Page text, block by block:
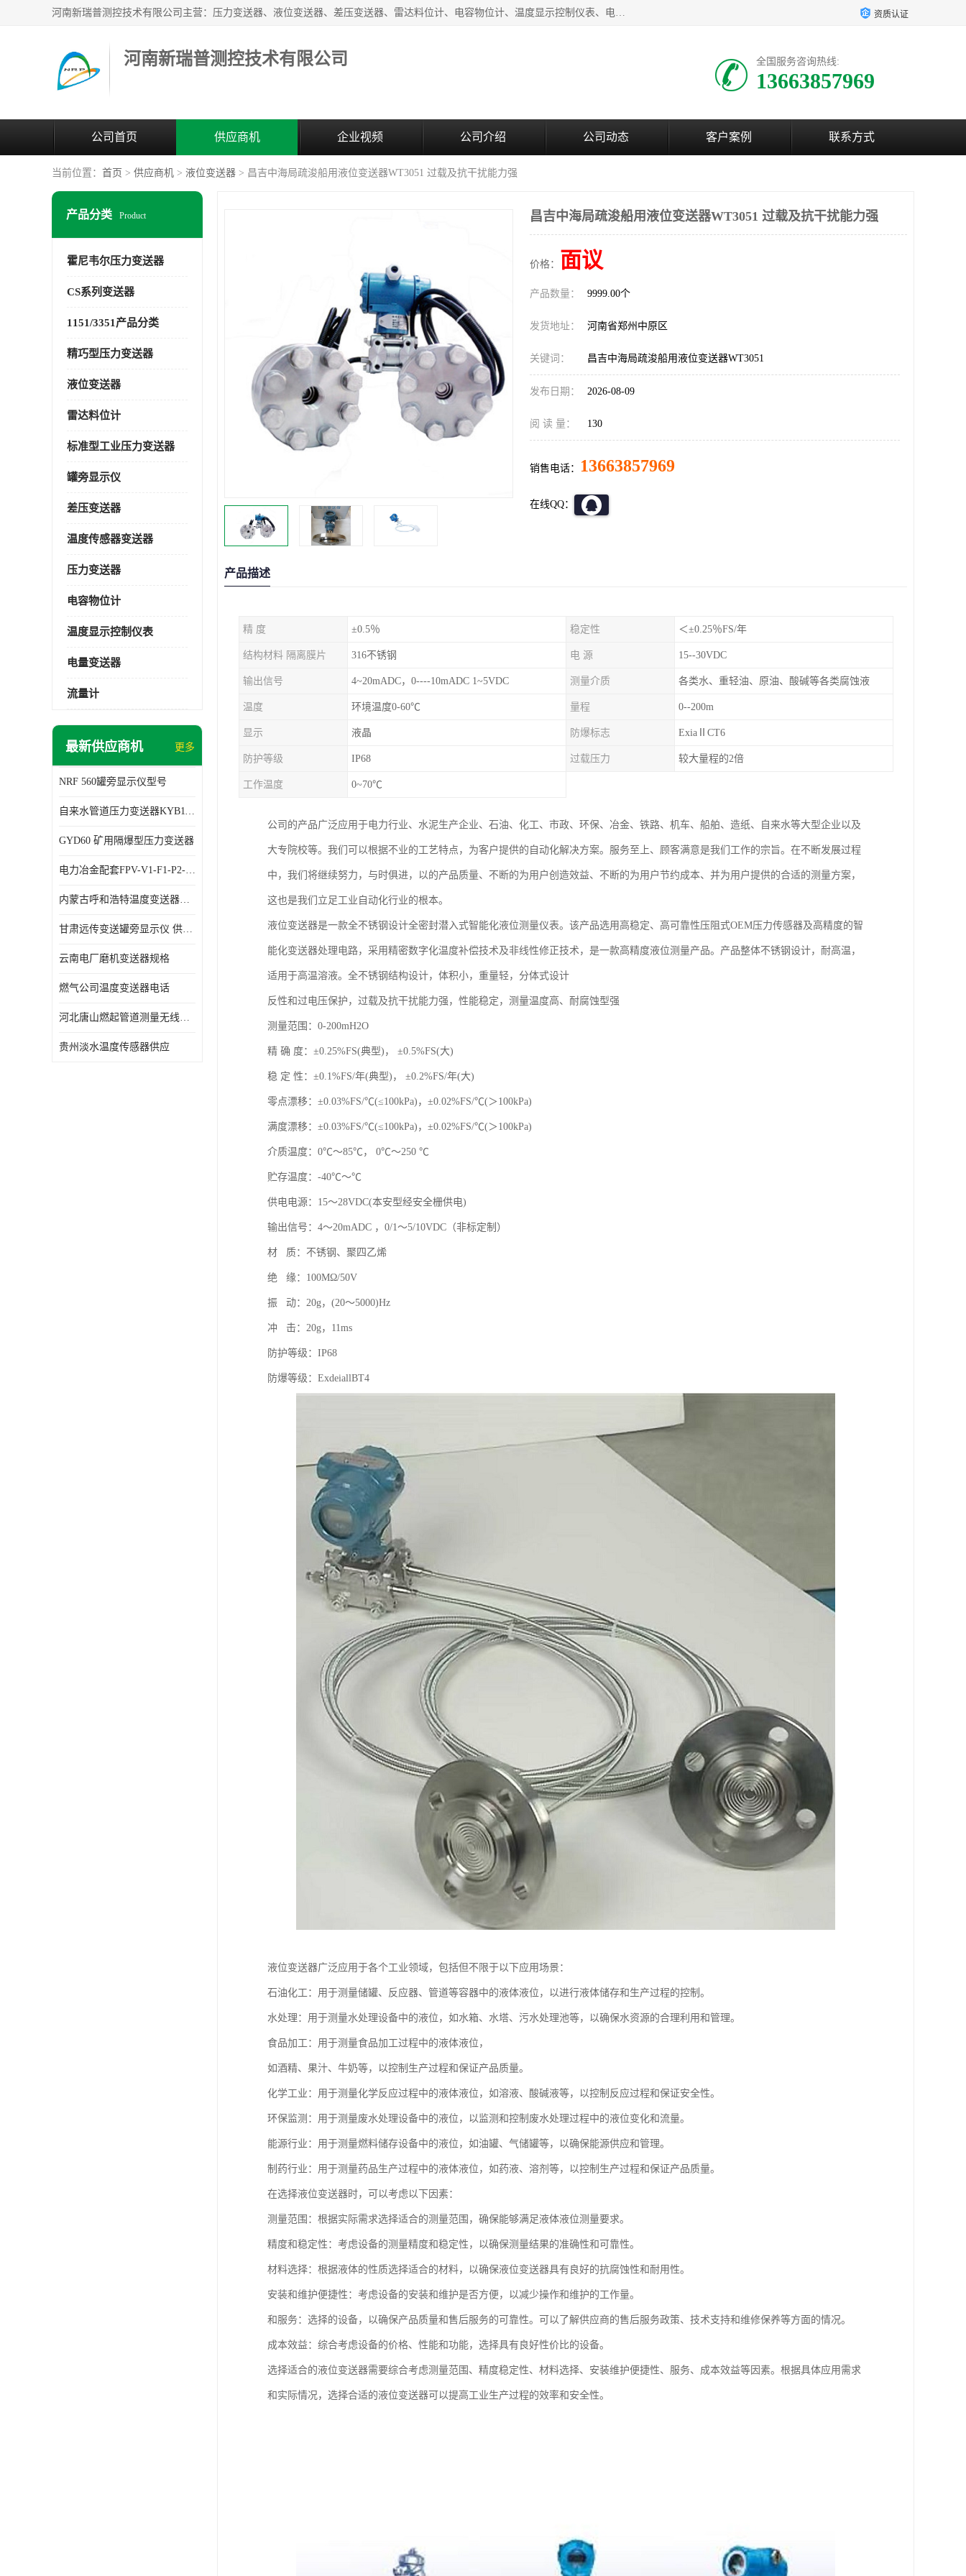
河南新瑞普测控技术有限公司主营：压力变送器、液位变送器、差压变送器、雷达料位计、电容物位计、温度显示控制仪表、电量变送器、流量计、工业自动化系统成套设备。 资质认证
河南新瑞普测控技术有限公司 全国服务咨询热线:
13663857969
公司首页 供应商机 企业视频 公司介绍 公司动态 客户案例 联系方式
当前位置： 首页 > 供应商机 > 液位变送器 > 昌吉中海局疏浚船用液位变送器WT3051 过载及抗干扰能力强
产品分类 Product
霍尼韦尔压力变送器
CS系列变送器
1151/3351产品分类
精巧型压力变送器
液位变送器
雷达料位计
标准型工业压力变送器
罐旁显示仪
差压变送器
温度传感器变送器
压力变送器
电容物位计
温度显示控制仪表
电量变送器
流量计
最新供应商机 更多
NRF 560罐旁显示仪型号
自来水管道压力变送器KYB11G03M2型号 使用方便
GYD60 矿用隔爆型压力变送器
电力冶金配套FPV-V1-F1-P2-03电压变送器
内蒙古呼和浩特温度变送器配套罐旁显示仪供应 性能稳定
甘肃远传变送罐旁显示仪 供应及时
云南电厂磨机变送器规格
燃气公司温度变送器电话
河北唐山燃起管道测量无线压力变送器型号 性能稳定
贵州淡水温度传感器供应
昌吉中海局疏浚船用液位变送器WT3051 过载及抗干扰能力强
价格： 面议
产品数量： 9999.00个
发货地址： 河南省郑州中原区
关键词： 昌吉中海局疏浚船用液位变送器WT3051
发布日期： 2026-08-09
阅 读 量： 130
销售电话： 13663857969
在线QQ：
产品描述
精 度 ±0.5％ 稳定性 ＜±0.25％FS/年
结构材料 隔离膜片 316不锈钢 电 源 15--30VDC
输出信号 4~20mADC，0----10mADC 1~5VDC 测量介质 各类水、重轻油、原油、酸碱等各类腐蚀液
温度 环境温度0-60℃ 量程 0--200m
显示 液晶 防爆标志 ExiaⅡCT6
防护等级 IP68 过载压力 较大量程的2倍
工作温度 0~70℃
公司的产品广泛应用于电力行业、水泥生产企业、石油、化工、市政、环保、冶金、铁路、机车、船舶、造纸、自来水等大型企业以及
大专院校等。我们可以根据不业的工艺特点，为客户提供的自动化解决方案。服务至上、顾客满意是我们工作的宗旨。在不断发展过程
中，我们将继续努力，与时俱进，以的产品质量、不断的为用户创造效益、不断的为用户节约成本、并为用户提供的合适的测量方案，
这也是我们立足工业自动化行业的根本。
液位变送器是一款全不锈钢设计全密封潜入式智能化液位测量仪表。该产品选用高稳定、高可靠性压阻式OEM压力传感器及高精度的智
能化变送器处理电路，采用精密数字化温度补偿技术及非线性修正技术，是一款高精度液位测量产品。产品整体不锈钢设计，耐高温，
适用于高温溶液。全不锈钢结构设计，体积小，重量轻，分体式设计
反性和过电压保护，过载及抗干扰能力强，性能稳定，测量温度高、耐腐蚀型强
测量范围：0-200mH2O
精 确 度：±0.25%FS(典型)， ±0.5%FS(大)
稳 定 性：±0.1%FS/年(典型)， ±0.2%FS/年(大)
零点漂移：±0.03%FS/℃(≤100kPa)，±0.02%FS/℃(＞100kPa)
满度漂移：±0.03%FS/℃(≤100kPa)，±0.02%FS/℃(＞100kPa)
介质温度：0℃～85℃， 0℃～250 ℃
贮存温度：-40℃～℃
供电电源：15～28VDC(本安型经安全栅供电)
输出信号：4～20mADC ，0/1～5/10VDC（非标定制）
材 质：不锈钢、聚四乙烯
绝 缘：100MΩ/50V
振 动：20g，(20～5000)Hz
冲 击：20g，11ms
防护等级：IP68
防爆等级：ExdeiallBT4
液位变送器广泛应用于各个工业领域，包括但不限于以下应用场景：
石油化工：用于测量储罐、反应器、管道等容器中的液体液位，以进行液体储存和生产过程的控制。
水处理：用于测量水处理设备中的液位，如水箱、水塔、污水处理池等，以确保水资源的合理利用和管理。
食品加工：用于测量食品加工过程中的液体液位，
如酒精、果汁、牛奶等，以控制生产过程和保证产品质量。
化学工业：用于测量化学反应过程中的液体液位，如溶液、酸碱液等，以控制反应过程和保证安全性。
环保监测：用于测量废水处理设备中的液位，以监测和控制废水处理过程中的液位变化和流量。
能源行业：用于测量燃料储存设备中的液位，如油罐、气储罐等，以确保能源供应和管理。
制药行业：用于测量药品生产过程中的液体液位，如药液、溶剂等，以控制生产过程和保证产品质量。
在选择液位变送器时，可以考虑以下因素：
测量范围：根据实际需求选择适合的测量范围，确保能够满足液体液位测量要求。
精度和稳定性：考虑设备的测量精度和稳定性，以确保测量结果的准确性和可靠性。
材料选择：根据液体的性质选择适合的材料，以确保液位变送器具有良好的抗腐蚀性和耐用性。
安装和维护便捷性：考虑设备的安装和维护是否方便，以减少操作和维护的工作量。
和服务：选择的设备，以确保产品质量和售后服务的可靠性。可以了解供应商的售后服务政策、技术支持和维修保养等方面的情况。
成本效益：综合考虑设备的价格、性能和功能，选择具有良好性价比的设备。
选择适合的液位变送器需要综合考虑测量范围、精度稳定性、材料选择、安装维护便捷性、服务、成本效益等因素。根据具体应用需求
和实际情况，选择合适的液位变送器可以提高工业生产过程的效率和安全性。